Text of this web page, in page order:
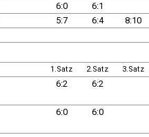
6:0 6:1
5:7 6:4 8:10
1.Satz 2.Satz 3.Satz
6:2 6:2
6:0 6:0